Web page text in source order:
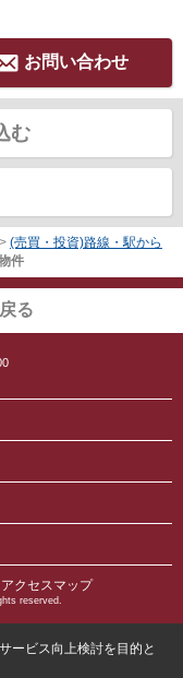
お問い合わせ
む
> (売買・投資)路線・駅から
件
る
アクセスマップ
reserved.
ービス向上検討を目的と